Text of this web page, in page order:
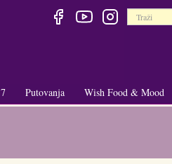
+
Putovanja
+
Wish Food & Mood